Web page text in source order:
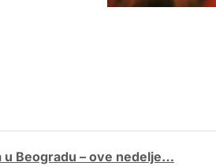
u Beogradu – ove nedelje…